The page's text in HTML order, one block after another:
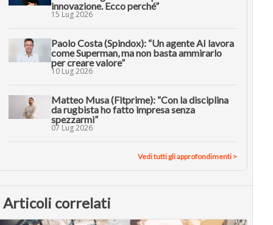
innovazione. Ecco perché”
15 Lug 2026
Paolo Costa (Spindox): “Un agente AI lavora
come Superman, ma non basta ammirarlo
per creare valore”
10 Lug 2026
Matteo Musa (Fitprime): “Con la disciplina
da rugbista ho fatto impresa senza
spezzarmi”
07 Lug 2026
Vedi tutti gli approfondimenti >
Articoli correlati